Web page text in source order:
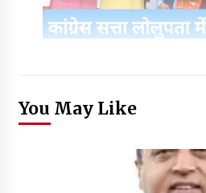
You May Like